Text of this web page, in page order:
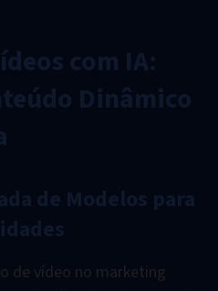
com IA:
Dinâmico
de Modelos para
de vídeo no marketing